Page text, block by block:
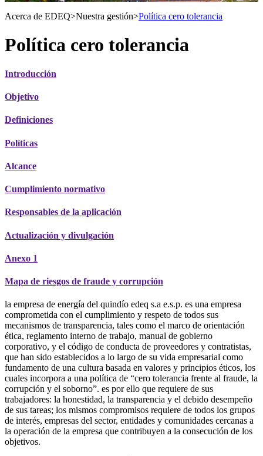
Acerca de EDEQ>Nuestra gestión>Política cero tolerancia
Política cero tolerancia
Introducción
Objetivo
Definiciones
Políticas
Alcance
Cumplimiento normativo
Responsables de la aplicación
Actualización y divulgación
Anexo 1
Mapa de riesgos de fraude y corrupción
la empresa de energía del quindío edeq s.a e.s.p. es una empresa
comprometida con el cumplimiento y respeto de todos sus
mecanismos de transparencia, tales como el marco de orientación
ética, reglamento interno de trabajo, manual de gobierno
corporativo, y el código de conducta de proveedores y contratistas,
que han sido establecidos a lo largo de su vida empresarial como
fundamento de una cultura basada en valores y principios éticos, los
cuales incorpora a una política de “cero tolerancia frente al fraude, la
corrupción y el soborno”. es por ello que requiere de sus
trabajadores: la honestidad, la transparencia y el debido desempeño
de sus tareas; los mismos compromisos requiere de todos los grupos
de interés, empresas del sector, entidades y comunidades cercanas a
la operación de la empresa que contribuyen a la consecución de los
objetivos.